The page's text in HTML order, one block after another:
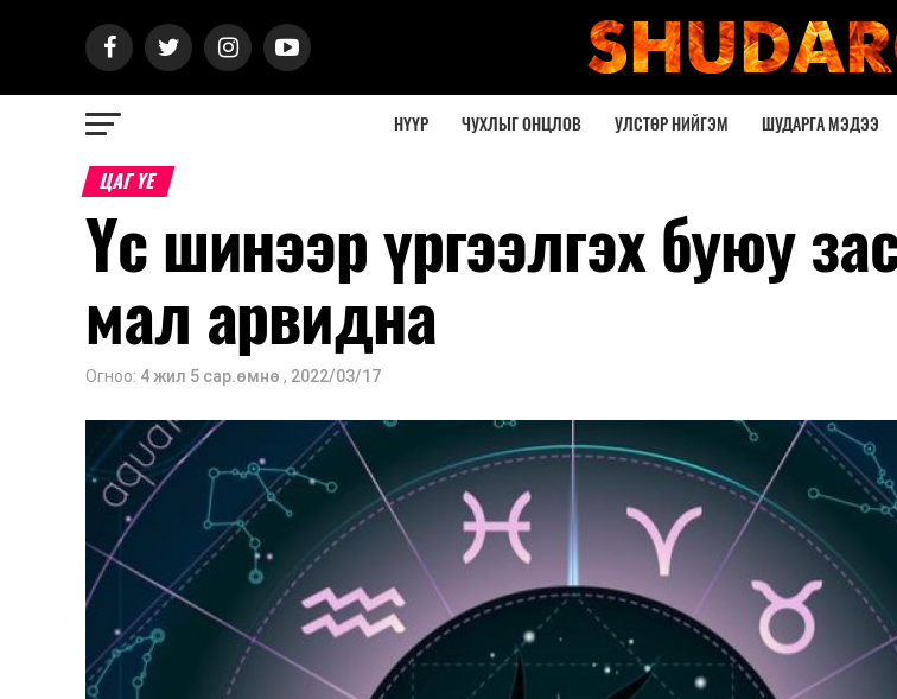
НҮҮР ЧУХЛЫГ ОНЦЛОВ УЛСТӨР НИЙГЭМ ШУДАРГА МЭДЭЭ
ЦАГ ҮЕ
Үс шинээр үргээлгэх буюу
мал арвидна
Огноо: 4 жил 5 сар.өмнө , 2022/03/17